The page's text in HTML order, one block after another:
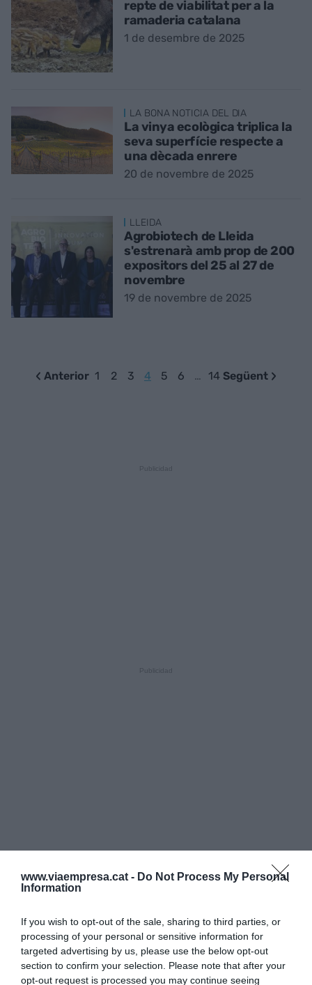
www.viaempresa.cat - Do Not Process My Personal
Information
If you wish to opt-out of the sale, sharing to third parties, or
processing of your personal or sensitive information for
targeted advertising by us, please use the below opt-out
section to confirm your selection. Please note that after your
opt-out request is processed you may continue seeing
repte de viabilitat per a la
ramaderia catalana
1 de desembre de 2025
LA BONA NOTICIA DEL DIA
La vinya ecològica triplica la
seva superfície respecte a
una dècada enrere
20 de novembre de 2025
LLEIDA
Agrobiotech de Lleida
s'estrenarà amb prop de 200
expositors del 25 al 27 de
novembre
19 de novembre de 2025
Anterior 1 2 3 4 5 6 … 14 Següent